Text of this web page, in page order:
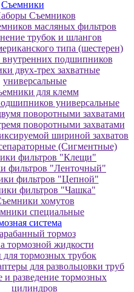
Съемники
Съемников
масляных фильтров
трубок и шлангов
типа (шестерен)
подшипников
двух-трех захватные
универсальные
для клемм
универсальные
поворотными захватами
поворотными захватами
шириной захватов
(Сигментные)
фильтров "Клещи"
фильтров "Ленточный"
фильтров "Цепной"
фильтров "Чашка"
хомутов
специальные
система
тормоз
тормозной жидкости
тормозных трубок
для развольцовки труб
и разведение тормозных
цилиндров